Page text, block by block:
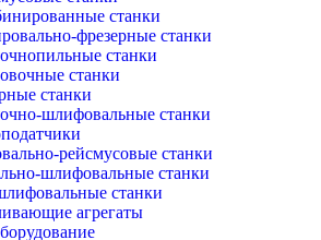
станки
фрезерные станки
станки
станки
станки
шлифовальные станки
рейсмусовые станки
шлифовальные станки
станки
агрегаты